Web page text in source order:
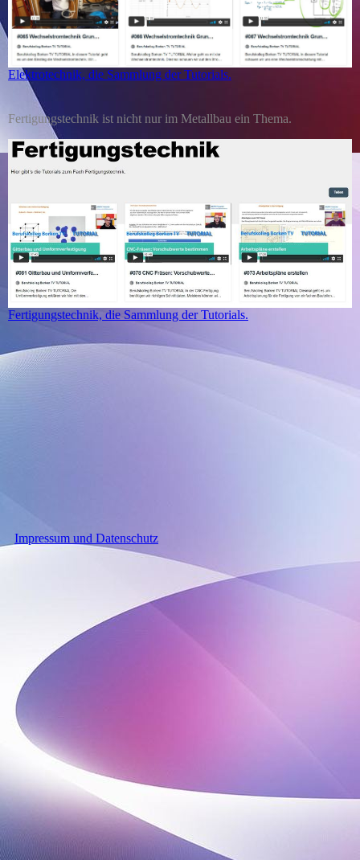
Elektrotechnik, die Sammlung der Tutorials.
Fertigungstechnik ist nicht nur im Metallbau ein Thema.
Fertigungstechnik, die Sammlung der Tutorials.
Impressum und Datenschutz